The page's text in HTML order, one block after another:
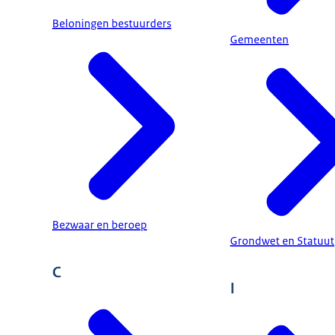
Beloningen bestuurders
Bezwaar en beroep
C
Gemeenten
Grondwet en Statuut
I